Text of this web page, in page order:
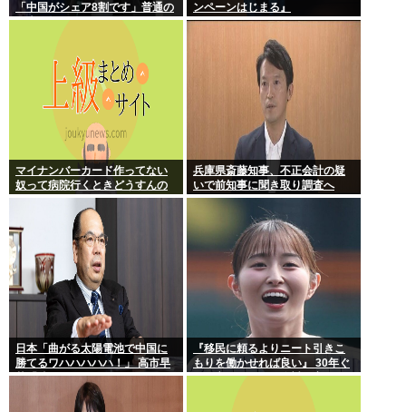
「中国がシェア8割です」普通の
日本人怒りのフェイクニュース
ンペーンはじまる』
マイナンバーカード作ってない
奴って病院行くときどうすんの
兵庫県斎藤知事、不正会計の疑
いで前知事に聞き取り調査へ
日本「曲がる太陽電池で中国に
勝てるワハハハハハ！」 高市早
苗「勝てる！ ガハハハハハ
『移民に頼るよりニート引きこ
もりを働かせれば良い』 30年ぐ
らい言ってるけど絶対に実現し